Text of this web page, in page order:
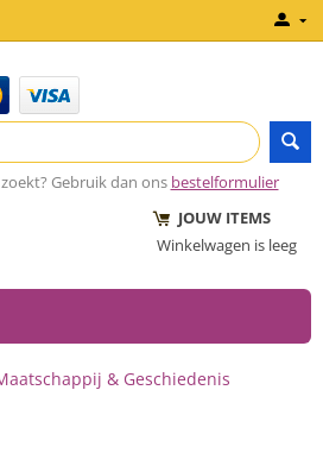
Gebruik dan ons bestelformulier
JOUW ITEMS
Winkelwagen is leeg
& Geschiedenis